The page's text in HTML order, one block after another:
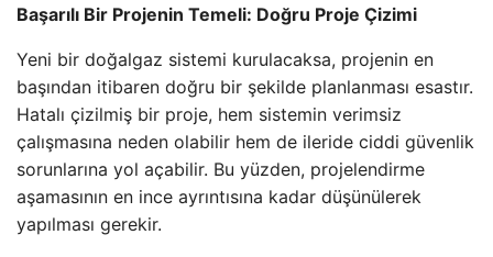
Başarılı Bir Projenin Temeli: Doğru Proje Çizimi
Yeni bir doğalgaz sistemi kurulacaksa, projenin en
başından itibaren doğru bir şekilde planlanması esastır.
Hatalı çizilmiş bir proje, hem sistemin verimsiz
çalışmasına neden olabilir hem de ileride ciddi güvenlik
sorunlarına yol açabilir. Bu yüzden, projelendirme
aşamasının en ince ayrıntısına kadar düşünülerek
yapılması gerekir.